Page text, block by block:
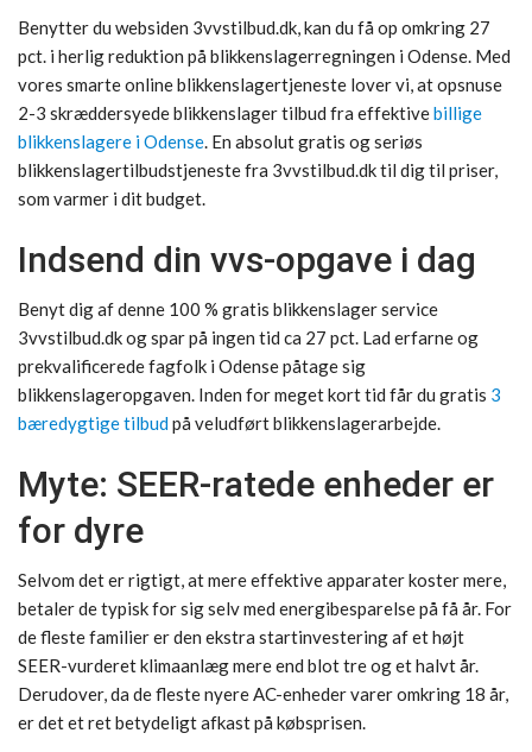
Benytter du websiden 3vvstilbud.dk, kan du få op omkring 27
pct. i herlig reduktion på blikkenslagerregningen i Odense. Med
vores smarte online blikkenslagertjeneste lover vi, at opsnuse
2-3 skræddersyede blikkenslager tilbud fra effektivebillige
blikkenslagere i Odense. En absolut gratis og seriøs
blikkenslagertilbudstjeneste fra 3vvstilbud.dk til dig til priser,
som varmer i dit budget.
Indsend din vvs-opgave i dag
Benyt dig af denne 100 % gratis blikkenslager service
3vvstilbud.dk og spar på ingen tid ca 27 pct. Lad erfarne og
prekvalificerede fagfolk i Odense påtage sig
blikkenslageropgaven. Inden for meget kort tid får du gratis 3
bæredygtige tilbudpå veludført blikkenslagerarbejde.
Myte: SEER-ratede enheder er
for dyre
Selvom det er rigtigt, at mere effektive apparater koster mere,
betaler de typisk for sig selv med energibesparelse på få år. For
de fleste familier er den ekstra startinvestering af et højt
SEER-vurderet klimaanlæg mere end blot tre og et halvt år.
Derudover, da de fleste nyere AC-enheder varer omkring 18 år,
er det et ret betydeligt afkast på købsprisen.